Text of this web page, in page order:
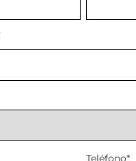
Teléfono*